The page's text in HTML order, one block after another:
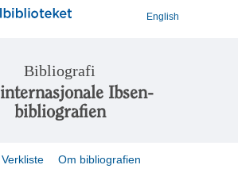
English
Bibliografi
Ibsen-
bibliografien
Verkliste Om bibliografien